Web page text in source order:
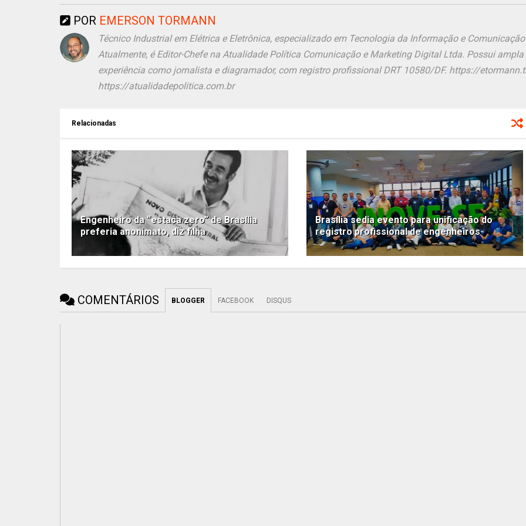
POR EMERSON TORMANN
Técnico Industrial em Elétrica e Eletrônica, especializado em Tecnologia da Informação e
Atualmente, é Editor-Chefe na Atualidade Política Comunicação e Marketing Digital Ltda. Possui ampla
experiência como jornalista e diagramador, com registro profissional DRT 10580/DF. https://
https://atualidadepolitica.com.br
Relacionadas
Engenheiro da “estaca zero” de Brasília
preferia anonimato, diz filha
Brasília sedia evento para unificação do
registro profissional de engenheiros
COMENTÁRIOS BLOGGER FACEBOOK DISQUS